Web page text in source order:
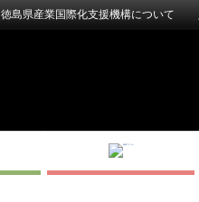
徳島県産業国際化支援機構について